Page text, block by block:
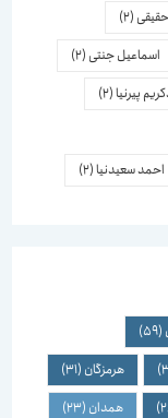
(2)
اسماعیل جنتی(2)
پیرنیا(2)
سعیدنیا(2)
هرمزگان(31)
همدان(23)